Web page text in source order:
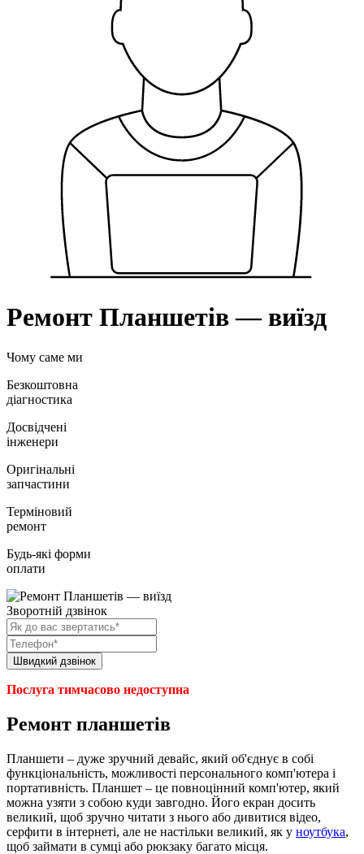
Ремонт Планшетiв — виїзд
Чому саме ми
Безкоштовна
діагностика
Досвідчені
інженери
Оригінальні
запчастини
Терміновий
ремонт
Будь-які форми
оплати
Зворотній дзвінок
Послуга тимчасово недоступна
Ремонт планшетів
Планшети – дуже зручний девайс, який об'єднує в собі
функціональність, можливості персонального комп'ютера і
портативність. Планшет – це повноцінний комп'ютер, який
можна узяти з собою куди завгодно. Його екран досить
великий, щоб зручно читати з нього або дивитися відео,
серфити в інтернеті, але не настільки великий, як у ноутбука,
щоб займати в сумці або рюкзаку багато місця.